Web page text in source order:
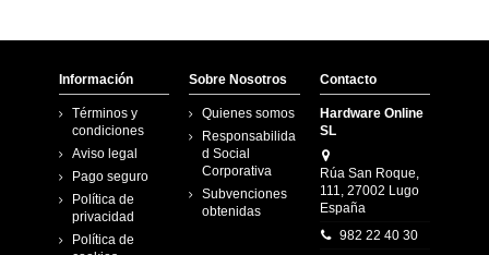
Información
Términos y
condiciones
Aviso legal
Pago seguro
Política de
privacidad
Política de
Sobre Nosotros
Quienes somos
Responsabilida
d Social
Corporativa
Subvenciones
obtenidas
Contacto
Hardware Online
SL
Rúa San Roque,
111, 27002 Lugo
España
982 22 40 30